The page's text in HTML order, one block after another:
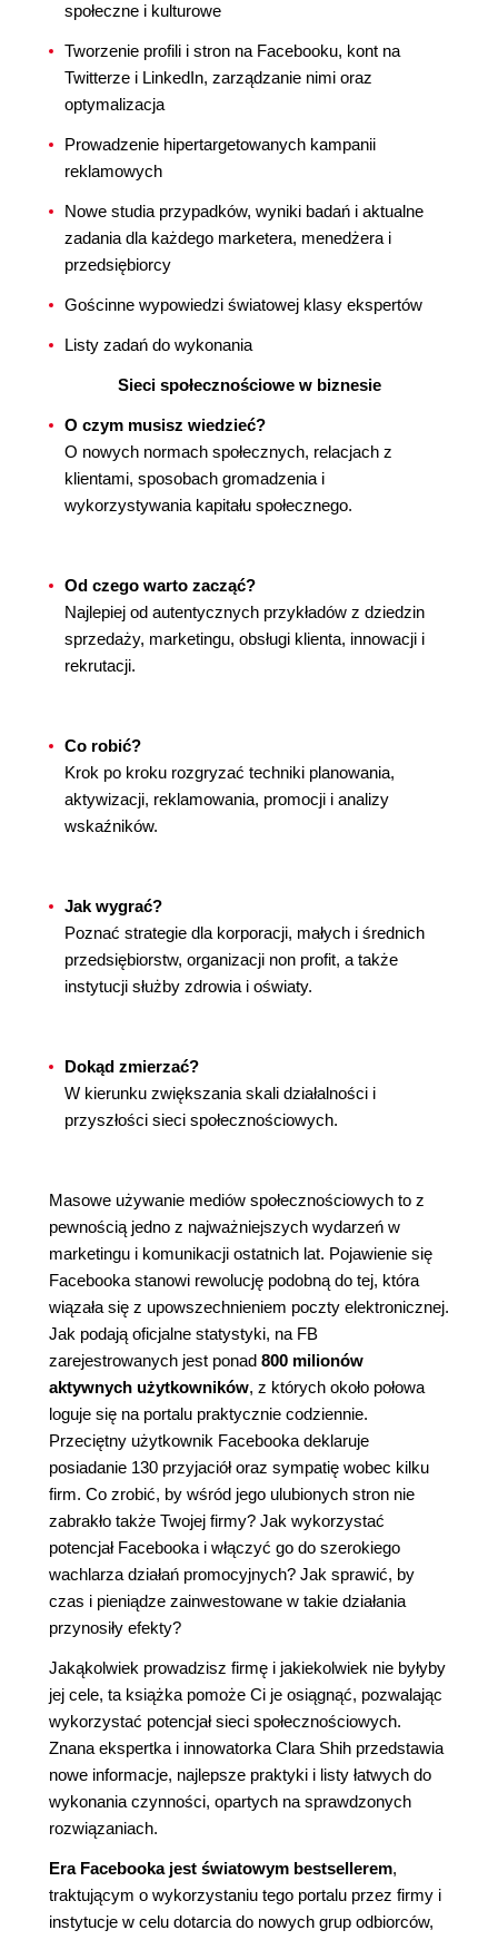
społeczne i kulturowe
Tworzenie profili i stron na Facebooku, kont na
Twitterze i LinkedIn, zarządzanie nimi oraz
optymalizacja
Prowadzenie hipertargetowanych kampanii
reklamowych
Nowe studia przypadków, wyniki badań i aktualne
zadania dla każdego marketera, menedżera i
przedsiębiorcy
Gościnne wypowiedzi światowej klasy ekspertów
Listy zadań do wykonania
Sieci społecznościowe w biznesie
O czym musisz wiedzieć?
O nowych normach społecznych, relacjach z
klientami, sposobach gromadzenia i
wykorzystywania kapitału społecznego.
Od czego warto zacząć?
Najlepiej od autentycznych przykładów z dziedzin
sprzedaży, marketingu, obsługi klienta, innowacji i
rekrutacji.
Co robić?
Krok po kroku rozgryzać techniki planowania,
aktywizacji, reklamowania, promocji i analizy
wskaźników.
Jak wygrać?
Poznać strategie dla korporacji, małych i średnich
przedsiębiorstw, organizacji non profit, a także
instytucji służby zdrowia i oświaty.
Dokąd zmierzać?
W kierunku zwiększania skali działalności i
przyszłości sieci społecznościowych.
Masowe używanie mediów społecznościowych to z
pewnością jedno z najważniejszych wydarzeń w
marketingu i komunikacji ostatnich lat. Pojawienie się
Facebooka stanowi rewolucję podobną do tej, która
wiązała się z upowszechnieniem poczty elektronicznej.
Jak podają oficjalne statystyki, na FB
zarejestrowanych jest ponad 800 milionów
aktywnych użytkowników, z których około połowa
loguje się na portalu praktycznie codziennie.
Przeciętny użytkownik Facebooka deklaruje
posiadanie 130 przyjaciół oraz sympatię wobec kilku
firm. Co zrobić, by wśród jego ulubionych stron nie
zabrakło także Twojej firmy? Jak wykorzystać
potencjał Facebooka i włączyć go do szerokiego
wachlarza działań promocyjnych? Jak sprawić, by
czas i pieniądze zainwestowane w takie działania
przynosiły efekty?
Jakąkolwiek prowadzisz firmę i jakiekolwiek nie byłyby
jej cele, ta książka pomoże Ci je osiągnąć, pozwalając
wykorzystać potencjał sieci społecznościowych.
Znana ekspertka i innowatorka Clara Shih przedstawia
nowe informacje, najlepsze praktyki i listy łatwych do
wykonania czynności, opartych na sprawdzonych
rozwiązaniach.
Era Facebooka jest światowym bestsellerem,
traktującym o wykorzystaniu tego portalu przez firmy i
instytucje w celu dotarcia do nowych grup odbiorców,